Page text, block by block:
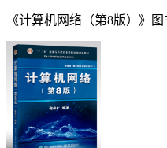
《计算机网络（第8版）》